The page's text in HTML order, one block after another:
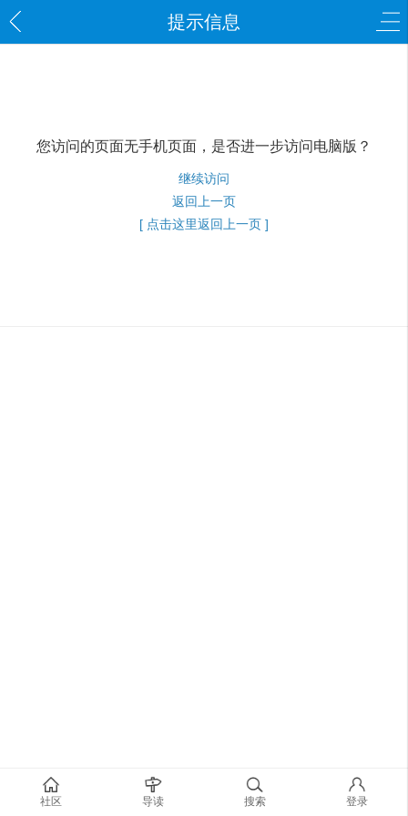
提示信息
您访问的页面无手机页面，是否进一步访问电脑版？
继续访问
返回上一页
[ 点击这里返回上一页 ]
社区 导读 搜索 登录